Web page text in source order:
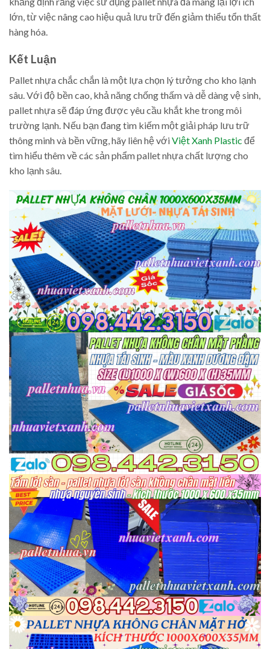
lớn, từ việc nâng cao hiệu quả lưu trữ đến giảm thiểu tổn thất
hàng hóa.
Kết Luận
Pallet nhựa chắc chắn là một lựa chọn lý tưởng cho kho lạnh
sâu. Với độ bền cao, khả năng chống thấm và dễ dàng vệ sinh,
pallet nhựa sẽ đáp ứng được yêu cầu khắt khe trong môi
trường lạnh. Nếu bạn đang tìm kiếm một giải pháp lưu trữ
thông minh và bền vững, hãy liên hệ vớiViệt Xanh Plastic để
tìm hiểu thêm về các sản phẩm pallet nhựa chất lượng cho
kho lạnh sâu.